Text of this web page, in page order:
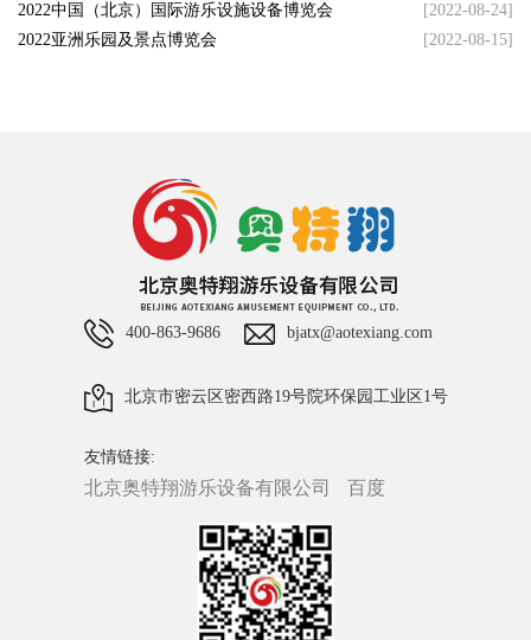
2022中国（北京）国际游乐设施设备博览会
[2022-08-24]
2022亚洲乐园及景点博览会
[2022-08-15]
400-863-9686 bjatx@aotexiang.com
北京市密云区密西路19号院环保园工业区1号
友情链接:
北京奥特翔游乐设备有限公司 百度